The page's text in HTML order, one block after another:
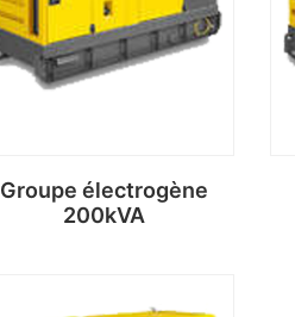
Groupe électrogène
200kVA